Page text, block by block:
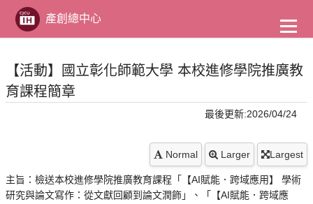
主
要
容
產創總中心
【活動】國立彰化師範大學 本校進修學院推廣教
育課程簡章
最後更新:2026/04/24
Normal Larger Largest
主旨：檢送本校進修學院推廣教育課程「【AI賦能．跨域應用】 學術
研究與論文寫作：從文獻回顧到論文潤飾」、「【AI賦能．跨域應